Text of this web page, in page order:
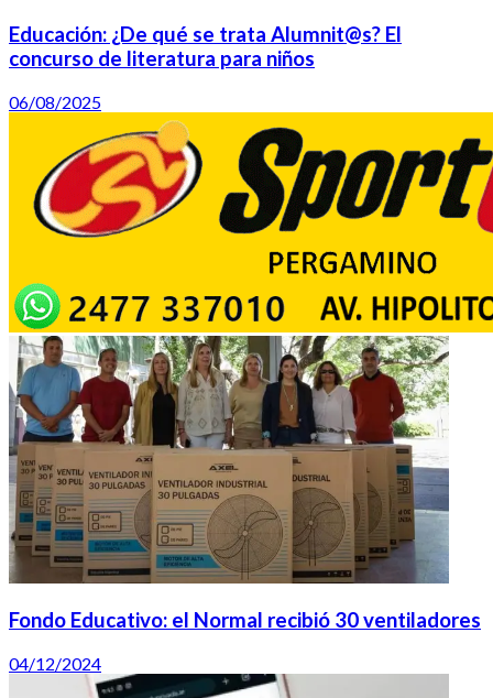
Educación: ¿De qué se trata Alumnit@s? El
concurso de literatura para niños
06/08/2025
Fondo Educativo: el Normal recibió 30 ventiladores
04/12/2024